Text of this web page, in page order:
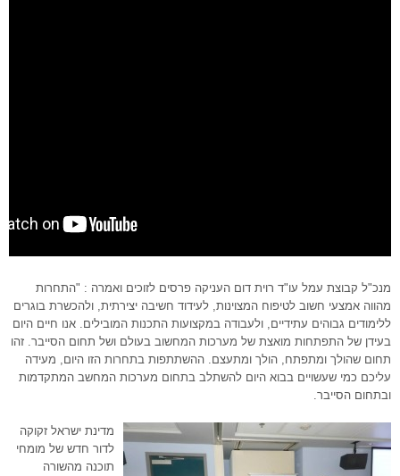
מנכ"ל קבוצת עמל עו"ד רוית דום העניקה פרסים לזוכים ואמרה : "התחרות
מהווה אמצעי חשוב לטיפוח המצוינות, לעידוד חשיבה יצירתית, ולהכשרת בוגרים
ללימודים גבוהים עתידיים, ולעבודה במקצועות התכנות המובילים. אנו חיים היום
בעידן של התפתחות מואצת של מערכות המחשוב בעולם ושל תחום הסייבר. זהו
תחום שהולך ומתפתח, הולך ומתעצם. ההשתתפות בתחרות הזו היום, מעידה
עליכם כמי שעשויים בבוא היום להשתלב בתחום מערכות המחשב המתקדמות
ובתחום הסייבר.
מדינת ישראל זקוקה
לדור חדש של מומחי
תוכנה מהשורה